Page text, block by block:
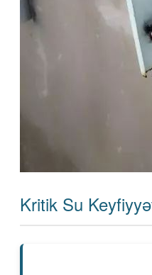
Kritik Su